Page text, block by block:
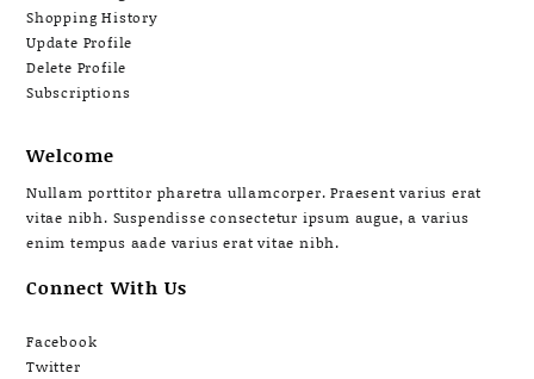
Shopping History
Update Profile
Delete Profile
Subscriptions
Welcome
Nullam porttitor pharetra ullamcorper. Praesent varius erat
vitae nibh. Suspendisse consectetur ipsum augue, a varius
enim tempus aade varius erat vitae nibh.
Connect With Us
Facebook
Twitter